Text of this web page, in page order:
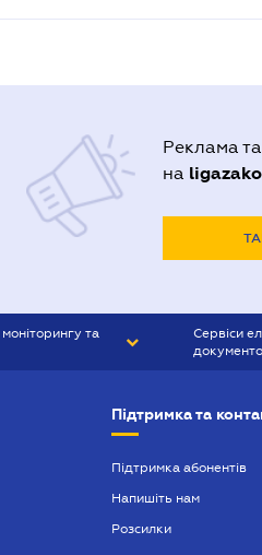
Реклама
на
та
Сервіси
Підтримка та
Підтримка абонентів
Напишіть нам
Розсилки